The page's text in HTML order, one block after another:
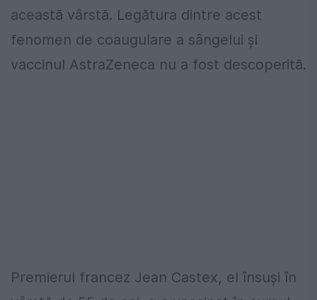
această vârstă. Legătura dintre acest
fenomen de coaugulare a sângelui și
vaccinul AstraZeneca nu a fost descoperită.
Premierul francez Jean Castex, el însuși în